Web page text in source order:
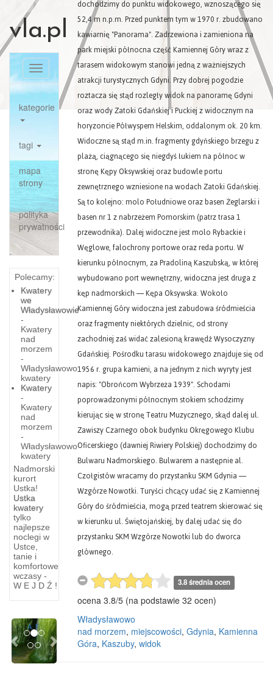
vla.pl
Toggle
navigation
kategorie
tagi
mapa
strony
polityka
prywatności
Polecamy:
Kwatery
we
Władysławowie
-
Kwatery
nad
morzem
-
Władysławowo
kwatery
Kwatery
-
Kwatery
nad
morzem
-
Władysławowo
kwatery
Nadmorski
kurort
Ustka!
Ustka
kwatery
tylko
najlepsze
noclegi w
Ustce,
tanie i
komfortowe
wczasy -
W E J D Ź !
Kaszubi
KASZUBI.
Tak pisał
o nich
A. F.
Jezioro
Turkusowe
Turkusowe
Jezioro
Turkusowe
(12, 13)
jest
PreviousNext
dochodzimy do punktu widokowego, wznoszącego się
52,4 m n.p.m. Przed punktem tym w 1970 r. zbudowano
kawiarnię "Panorama". Zadrzewiona i zamieniona na
park miejski północna część Kamiennej Góry wraz z
tarasem widokowym stanowi jedną z ważniejszych
atrakcji turystycznych Gdyni. Przy dobrej pogodzie
roztacza się stąd rozległy widok na panoramę Gdyni
oraz wody Zatoki Gdańskiej i Puckiej z widocznym na
horyzoncie Półwyspem Helskim, oddalonym ok. 20 km.
Widoczne są stąd m.in. fragmenty gdyńskiego brzegu z
plażą, ciągnącego się niegdyś łukiem na północ w
stronę Kępy Oksywskiej oraz budowle portu
zewnętrznego wzniesione na wodach Zatoki Gdańskiej.
Są to kolejno: molo Południowe oraz basen Żeglarski i
basen nr 1 z nabrzeżem Pomorskim (patrz trasa 1
przewodnika). Dalej widoczne jest molo Rybackie i
Węglowe, falochrony portowe oraz reda portu. W
kierunku północnym, za Pradoliną Kaszubską, w której
wybudowano port wewnętrzny, widoczna jest druga z
kęp nadmorskich — Kępa Oksywska. Wokoło
Kamiennej Góry widoczna jest zabudowa śródmieścia
oraz fragmenty niektórych dzielnic, od strony
zachodniej zaś widać zalesioną krawędź Wysoczyzny
Gdańskiej. Pośrodku tarasu widokowego znajduje się od
1956 r. grupa kamieni, a na jednym z nich wyryty jest
napis: "Obrońcom Wybrzeża 1939". Schodami
poprowadzonymi północnym stokiem schodzimy
kierując się w stronę Teatru Muzycznego, skąd dalej ul.
Zawiszy Czarnego obok budynku Okręgowego Klubu
Oficerskiego (dawniej Riwiery Polskiej) dochodzimy do
Bulwaru Nadmorskiego. Bulwarem a następnie al.
Czołgistów wracamy do przystanku SKM Gdynia —
Wzgórze Nowotki. Turyści chcący udać się z Kamiennej
Góry do śródmieścia, mogą przed teatrem skierować się
w kierunku ul. Świętojańskiej, by dalej udać się do
przystanku SKM Wzgórze Nowotki lub do dworca
głównego.
3.8 średnia ocen
ocena 3.8/5 (na podstawie 32 ocen)
Władysławowo
nad morzem, miejscowości, Gdynia, Kamienna
Góra, Kaszuby, widok